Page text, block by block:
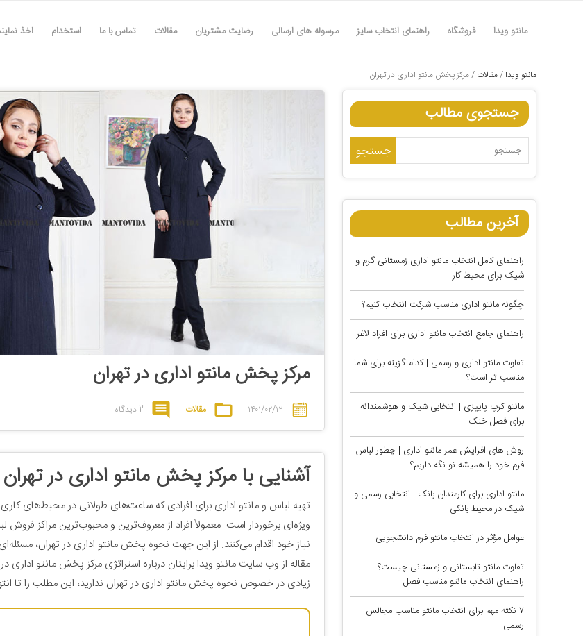
مانتو ویدا فروشگاه راهنمای انتخاب سایز مرسوله های ارسالی رضایت مشتریان مقالات تماس با ما استخدام اخذ
مانتو ویدا /مقالات /مرکز پخش مانتو اداری در تهران
جستجوی مطالب
آخرین مطالب
راهنمای کامل انتخاب مانتو اداری زمستانی گرم و
شیک برای محیط کار
چگونه مانتو اداری مناسب شرکت انتخاب کنیم؟
راهنمای جامع انتخاب مانتو اداری برای افراد لاغر
تفاوت مانتو اداری و رسمی | کدام گزینه برای شما
مناسب تر است؟
مانتو کرپ پاییزی | انتخابی شیک و هوشمندانه
برای فصل خنک
روش های افزایش عمر مانتو اداری | چطور لباس
فرم خود را همیشه نو نگه داریم؟
مانتو اداری برای کارمندان بانک | انتخابی رسمی و
شیک در محیط بانکی
عوامل مؤثر در انتخاب مانتو فرم دانشجویی
تفاوت مانتو تابستانی و زمستانی چیست؟
راهنمای انتخاب مانتو مناسب فصل
۷ نکته مهم برای انتخاب مانتو مناسب مجالس
رسمی
مرکز پخش مانتو اداری در تهران
۱۴۰۱/۰۲/۱۲ مقالات 2 دیدگاه
آشنایی با مرکز پخش مانتو اداری در تهران
تهیه لباس و مانتو اداری برای افرادی که ساعت‌های طولانی در محیط‌های
ویژه‌ای برخوردار است. معمولاً افراد از معروف‌ترین و محبوب‌ترین مراکز فروش
نیاز خود اقدام می‌کنند. از این جهت نحوه پخش مانتو اداری در تهران،
مقاله از وب سایت مانتو ویدا برایتان درباره استراتژی مرکز پخش مانتو اداری
زیادی در خصوص نحوه پخش مانتو اداری در تهران ندارید، این مطلب را تا